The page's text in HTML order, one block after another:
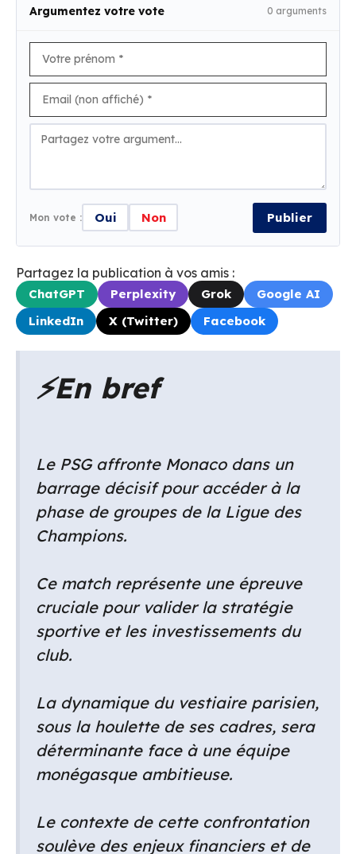
Argumentez votre vote 0 arguments
Mon vote : Oui Non Publier
Partagez la publication à vos amis :
ChatGPT Perplexity Grok
Google AI
LinkedIn
X (Twitter) Facebook
⚡En bref
Le PSG affronte Monaco dans un
barrage décisif pour accéder à la
phase de groupes de la Ligue des
Champions.
Ce match représente une épreuve
cruciale pour valider la stratégie
sportive et les investissements du
club.
La dynamique du vestiaire parisien,
sous la houlette de ses cadres, sera
déterminante face à une équipe
monégasque ambitieuse.
Le contexte de cette confrontation
soulève des enjeux financiers et de